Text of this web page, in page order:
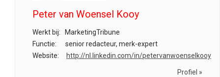
Peter van Woensel Kooy
Werkt bij:
MarketingTribune
Functie:
senior redacteur, merk-expert
Website:
http://nl.linkedin.com/in/petervanwoenselkooy
Profiel »